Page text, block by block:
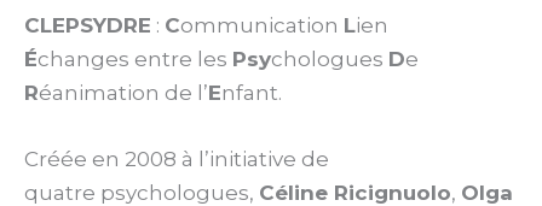
CLEPSYDRE : Communication Lien
Échanges entre les Psychologues De
Réanimation de l’Enfant.
Créée en 2008 à l’initiative de
quatre psychologues, Céline Ricignuolo, Olga